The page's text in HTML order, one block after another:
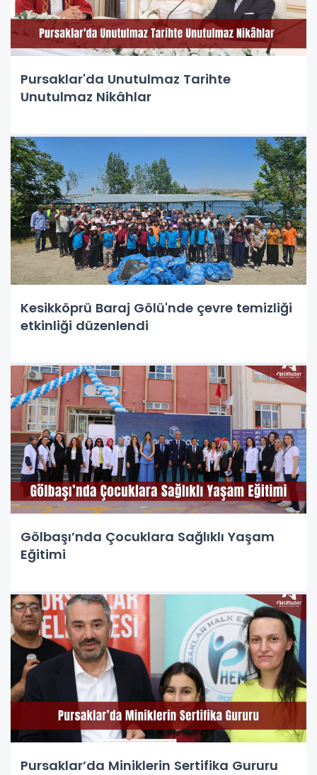
Pursaklar'da Unutulmaz Tarihte
Unutulmaz Nikâhlar
Kesikköprü Baraj Gölü'nde çevre temizliği
etkinliği düzenlendi
Gölbaşı’nda Çocuklara Sağlıklı Yaşam
Eğitimi
Pursaklar’da Miniklerin Sertifika Gururu